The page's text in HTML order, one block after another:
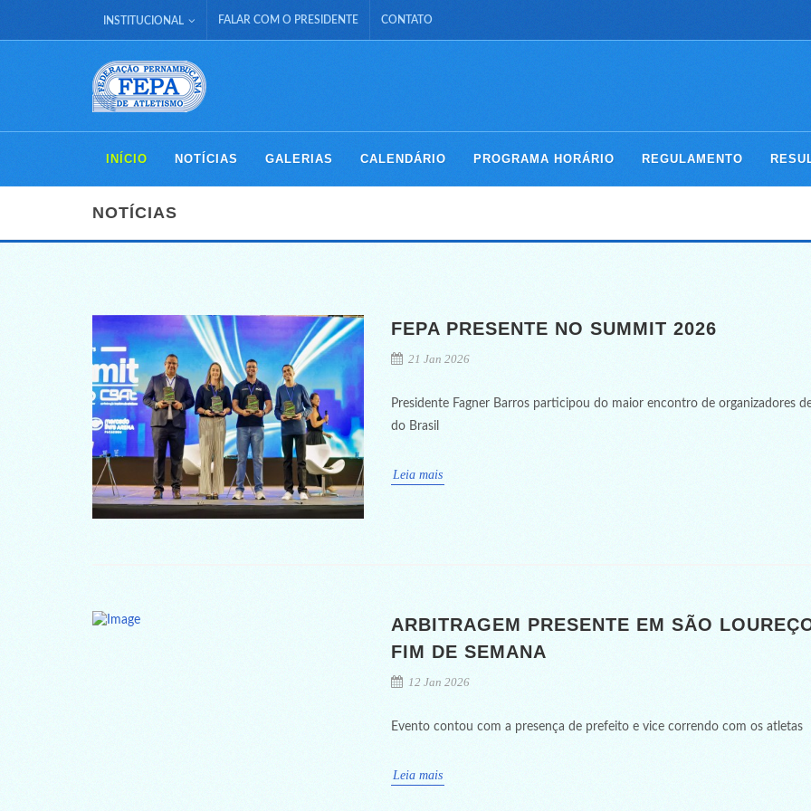
INSTITUCIONAL FALAR COM O PRESIDENTE CONTATO
INÍCIO NOTÍCIAS GALERIAS CALENDÁRIO PROGRAMA HORÁRIO REGULAMENTO
NOTÍCIAS
FEPA PRESENTE NO SUMMIT 2026
21 Jan 2026
Presidente Fagner Barros participou do maior encontro de organizadores
do Brasil
Leia mais
ARBITRAGEM PRESENTE EM SÃO
FIM DE SEMANA
12 Jan 2026
Evento contou com a presença de prefeito e vice correndo com os atletas
Leia mais